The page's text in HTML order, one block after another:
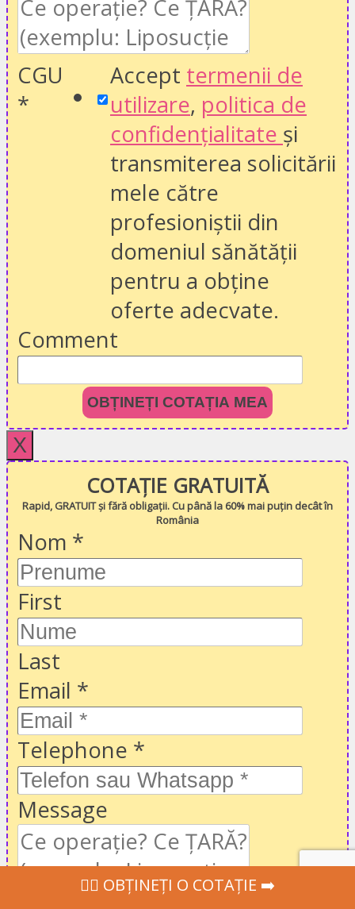
CGU
*
Accept termenii de
utilizare, politica de
confidențialitate și
transmiterea solicitării
mele către
profesioniștii din
domeniul sănătății
pentru a obține
oferte adecvate.
Comment
OBȚINEȚI COTAȚIA MEA
X
COTAȚIE GRATUITĂ
Rapid, GRATUIT și fără obligații. Cu până la 60% mai puțin decât în
România
Nom *
First
Last
Email *
Telephone *
Message
‍👩‍⚕ OBȚINEȚI O COTAȚIE ➡️